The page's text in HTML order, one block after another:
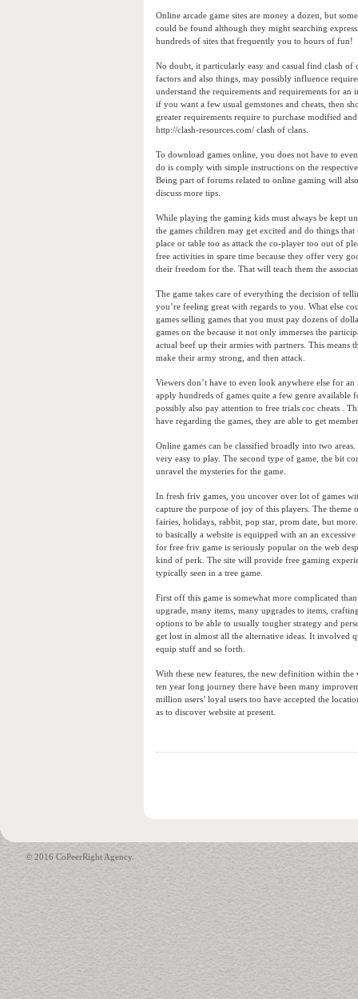
Online arcade game sites are money a dozen, but
could be found although they might searching
hundreds of sites that frequently you to hours of fun!
No doubt, it particularly easy and casual find clash
factors and also things, may possibly influence
understand the requirements and requirements for
if you want a few usual gemstones and cheats, then
greater requirements require to purchase modified
http://clash-resources.com/ clash of clans.
To download games online, you does not have to
do is comply with simple instructions on the
Being part of forums related to online gaming will
discuss more tips.
While playing the gaming kids must always be kept
the games children may get excited and do things
place or table too as attack the co-player too out of
free activities in spare time because they offer very
their freedom for the. That will teach them the
The game takes care of everything the decision of
you’re feeling great with regards to you. What else
games selling games that you must pay dozens of
games on the because it not only immerses the
actual beef up their armies with partners. This
make their army strong, and then attack.
Viewers don’t have to even look anywhere else for
apply hundreds of games quite a few genre
possibly also pay attention to free trials coc cheats .
have regarding the games, they are able to get
Online games can be classified broadly into two
very easy to play. The second type of game, the bit
unravel the mysteries for the game.
In fresh friv games, you uncover over lot of games
capture the purpose of joy of this players. The theme
fairies, holidays, rabbit, pop star, prom date, but
to basically a website is equipped with an an
for free friv game is seriously popular on the web
kind of perk. The site will provide free gaming
typically seen in a tree game.
First off this game is somewhat more complicated
upgrade, many items, many upgrades to items,
options to be able to usually tougher strategy and
get lost in almost all the alternative ideas. It involved
equip stuff and so forth.
With these new features, the new definition within
ten year long journey there have been many
million users’ loyal users too have accepted the
as to discover website at present.
© 2016 CoPeerRight Agency.